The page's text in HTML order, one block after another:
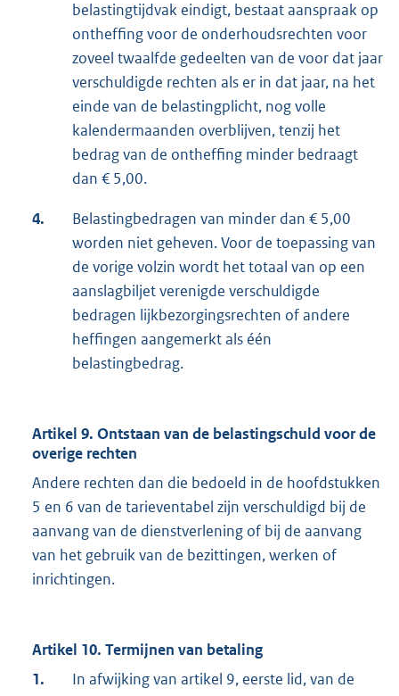
belastingtijdvak eindigt, bestaat aanspraak op
ontheffing voor de onderhoudsrechten voor
zoveel twaalfde gedeelten van de voor dat jaar
verschuldigde rechten als er in dat jaar, na het
einde van de belastingplicht, nog volle
kalendermaanden overblijven, tenzij het
bedrag van de ontheffing minder bedraagt
dan € 5,00.
4.
Belastingbedragen van minder dan € 5,00
worden niet geheven. Voor de toepassing van
de vorige volzin wordt het totaal van op een
aanslagbiljet verenigde verschuldigde
bedragen lijkbezorgingsrechten of andere
heffingen aangemerkt als één
belastingbedrag.
Artikel 9. Ontstaan van de belastingschuld voor de
overige rechten
Andere rechten dan die bedoeld in de hoofdstukken
5 en 6 van de tarieventabel zijn verschuldigd bij de
aanvang van de dienstverlening of bij de aanvang
van het gebruik van de bezittingen, werken of
inrichtingen.
Artikel 10. Termijnen van betaling
1.
In afwijking van artikel 9, eerste lid, van de